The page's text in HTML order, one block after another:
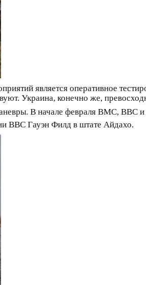
является оперативное
Украина, конечно же,
В начале февраля ВМС,
ВВС Гауэн Филд в штате Айдахо.